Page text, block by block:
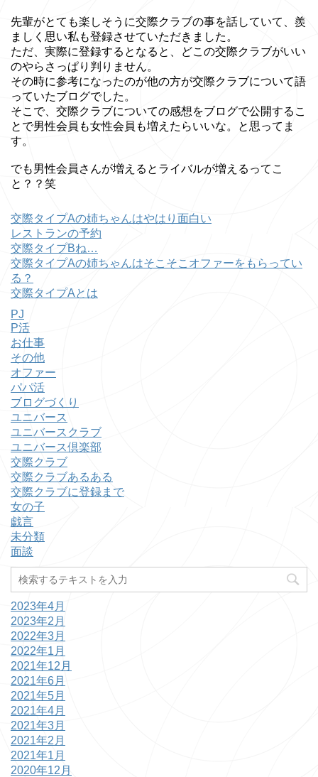
先輩がとても楽しそうに交際クラブの事を話していて、羨
ましく思い私も登録させていただきました。
ただ、実際に登録するとなると、どこの交際クラブがいい
のやらさっぱり判りません。
その時に参考になったのが他の方が交際クラブについて語
っていたブログでした。
そこで、交際クラブについての感想をブログで公開するこ
とで男性会員も女性会員も増えたらいいな。と思ってま
す。
でも男性会員さんが増えるとライバルが増えるってこ
と？？笑
交際タイプAの姉ちゃんはやはり面白い
レストランの予約
交際タイプBね…
交際タイプAの姉ちゃんはそこそこオファーをもらってい
る？
交際タイプAとは
PJ
P活
お仕事
その他
オファー
パパ活
ブログづくり
ユニバース
ユニバースクラブ
ユニバース倶楽部
交際クラブ
交際クラブあるある
交際クラブに登録まで
女の子
戯言
未分類
面談
2023年4月
2023年2月
2022年3月
2022年1月
2021年12月
2021年6月
2021年5月
2021年4月
2021年3月
2021年2月
2021年1月
2020年12月